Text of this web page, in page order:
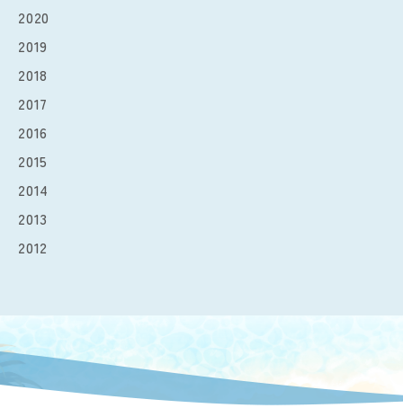
2020
2019
2018
2017
2016
2015
2014
2013
2012